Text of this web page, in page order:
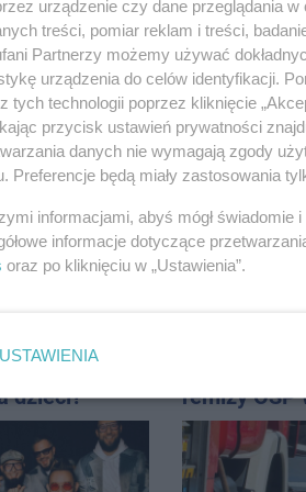
promila
Na słupie
ciało
Duże
Dworcowej.
blokowała
ciągnika
a nie
dzieci?
remizy OSP
urządzenie czy dane przeglądania
treści, pomiar reklam i treści,
Partnerzy możemy używać
urządzenia do celów identyfikacji.
tych technologii poprzez kliknięcie
przycisk ustawień prywatności
danych nie wymagają zgody
Preferencje będą miały zastosowania
informacjami, abyś mógł
informacje dotyczące
oraz po kliknięciu w „Ustawienia”.
USTAWIENIA